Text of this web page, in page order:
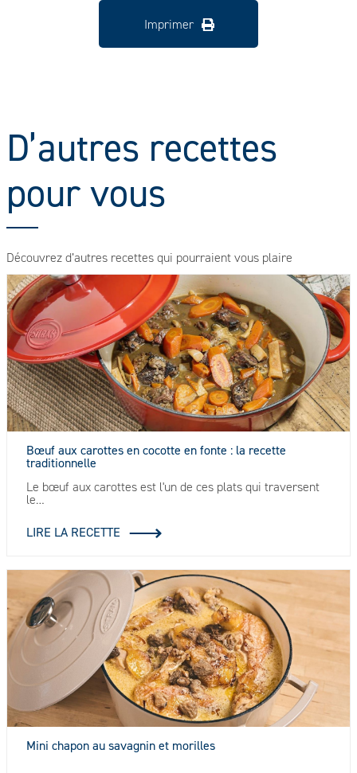
Imprimer
D’autres recettes
pour vous
Découvrez d’autres recettes qui pourraient vous plaire
Bœuf aux carottes en cocotte en fonte : la recette
traditionnelle
Le bœuf aux carottes est l'un de ces plats qui traversent
le…
LIRE LA RECETTE
Mini chapon au savagnin et morilles